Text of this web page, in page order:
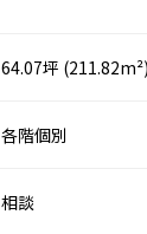
64.07坪 (211.82m²)
各階個別
相談